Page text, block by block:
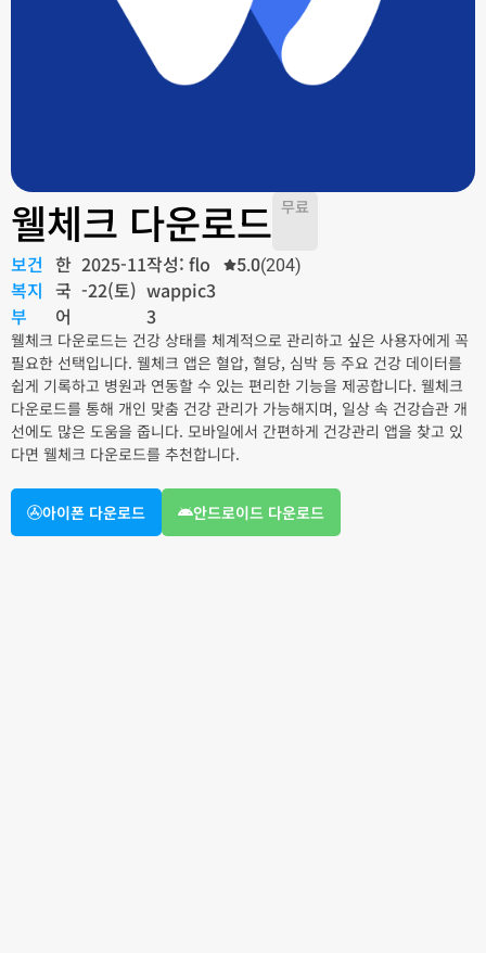
웰체크 다운로드 무료
보건
복지
부
한
국
어
2025-11
-22(토)
작성: flo
wappic3
3
5.0(204)
웰체크 다운로드는 건강 상태를 체계적으로 관리하고 싶은 사용자에게 꼭
필요한 선택입니다. 웰체크 앱은 혈압, 혈당, 심박 등 주요 건강 데이터를
쉽게 기록하고 병원과 연동할 수 있는 편리한 기능을 제공합니다. 웰체크
다운로드를 통해 개인 맞춤 건강 관리가 가능해지며, 일상 속 건강습관 개
선에도 많은 도움을 줍니다. 모바일에서 간편하게 건강관리 앱을 찾고 있
다면 웰체크 다운로드를 추천합니다.
아이폰 다운로드 안드로이드 다운로드